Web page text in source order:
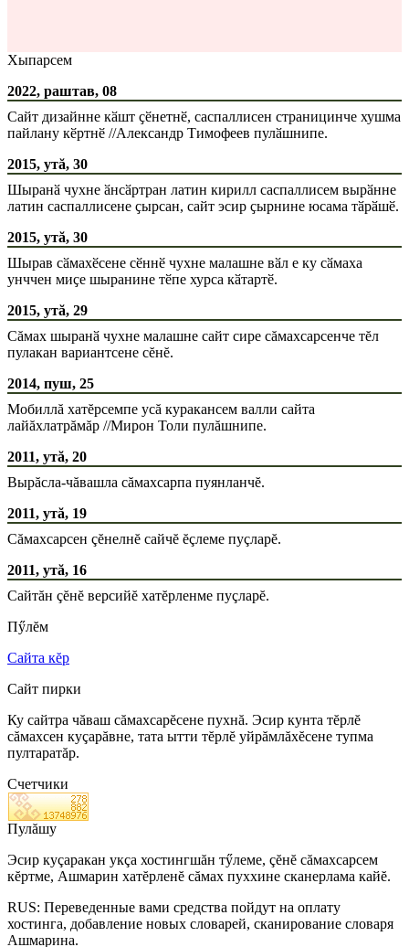
Хыпарсем
2022, раштав, 08
Сайт дизайнне кӑшт ҫӗнетнӗ, саспаллисен страницинче хушма
пайлану кӗртнӗ //Александр Тимофеев пулӑшнипе.
2015, утă, 30
Шыранӑ чухне ӑнсӑртран латин кирилл саспаллисем вырӑнне
латин саспаллисене ҫырсан, сайт эсир ҫырнине юсама тӑрӑшӗ.
2015, утă, 30
Шырав сӑмахӗсене сӗннӗ чухне малашне вӑл е ку сӑмаха
унччен миҫе шыранине тӗпе хурса кӑтартӗ.
2015, утă, 29
Сăмах шыранӑ чухне малашне сайт сире сăмахсарсенче тĕл
пулакан вариантсене сĕнĕ.
2014, пуш, 25
Мобиллă хатĕрсемпе усă куракансем валли сайта
лайăхлатрăмăр //Мирон Толи пулăшнипе.
2011, утă, 20
Вырăсла-чăвашла сăмахсарпа пуянланчĕ.
2011, утă, 19
Сăмахсарсен çĕнелнĕ сайчĕ ĕçлеме пуçларĕ.
2011, утă, 16
Сайтăн çĕнĕ версийĕ хатĕрленме пуçларĕ.
Пӳлĕм
Сайта кĕр
Сайт пирки
Ку сайтра чăваш сăмахсарĕсене пухнă. Эсир кунта тĕрлĕ
сăмахсен куçарăвне, тата ытти тĕрлĕ уйрăмлăхĕсене тупма
пултаратăр.
Счетчики
Пулăшу
Эсир куçаракан укçа хостингшăн тӳлеме, çĕнĕ сăмахсарсем
кĕртме, Ашмарин хатĕрленĕ сăмах пуххине сканерлама кайĕ.
RUS: Переведенные вами средства пойдут на оплату
хостинга, добавление новых словарей, сканирование словаря
Ашмарина.